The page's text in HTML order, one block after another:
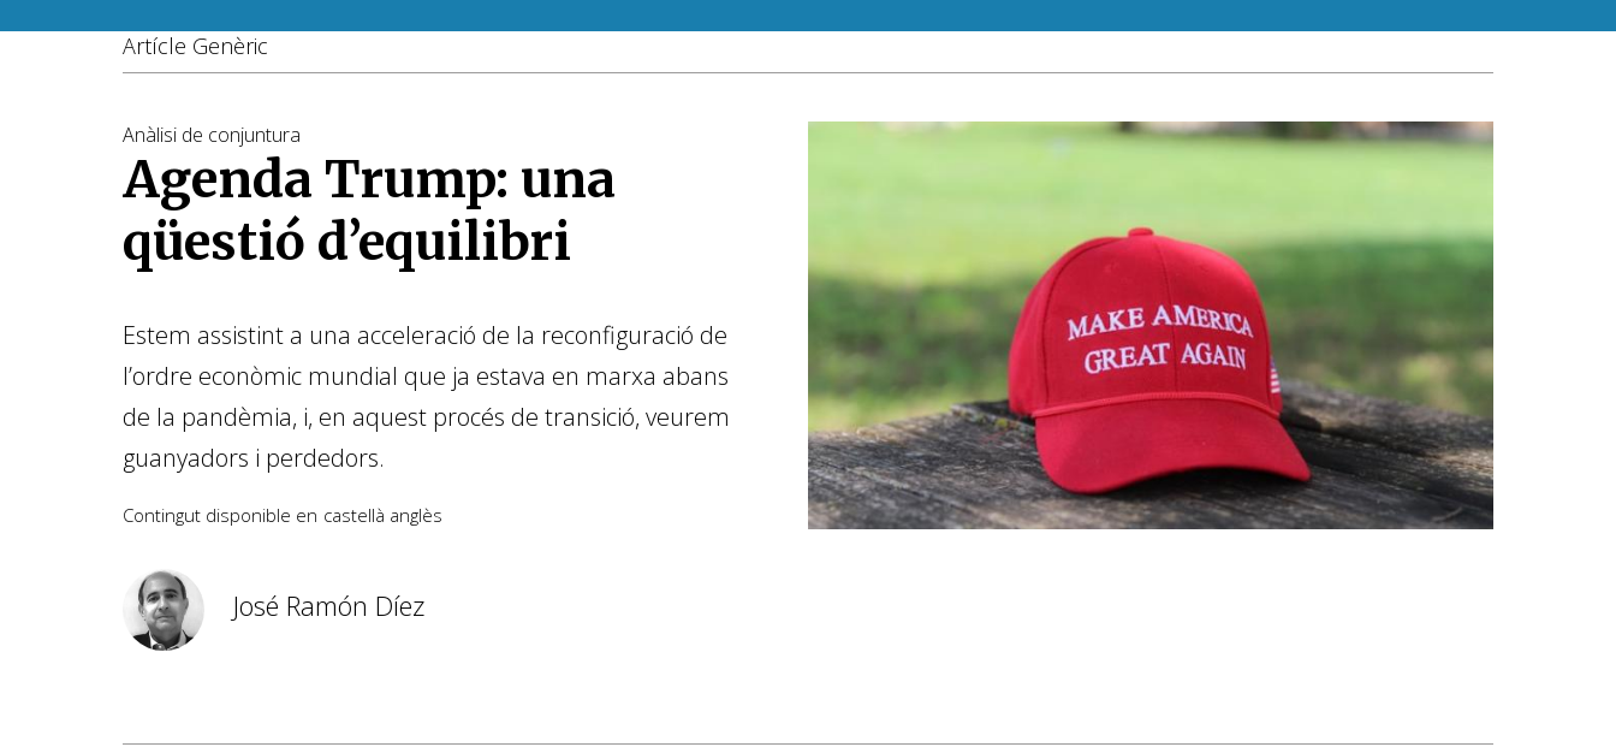
Artícle Genèric
Anàlisi de conjuntura
Agenda Trump: una
qüestió d’equilibri
Estem assistint a una acceleració de la reconfiguració de
l’ordre econòmic mundial que ja estava en marxa abans
de la pandèmia, i, en aquest procés de transició, veurem
guanyadors i perdedors.
Contingut disponible en castellà anglès
José Ramón Díez